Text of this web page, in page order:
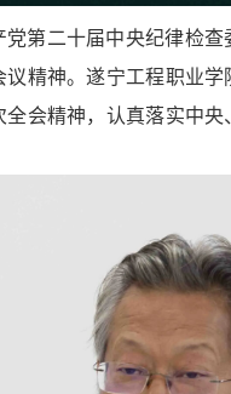
第二十届中央纪律检
精神。遂宁工程职业
会精神，认真落实中